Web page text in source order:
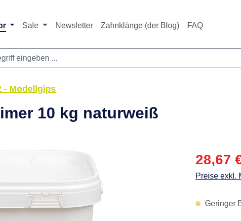
Sale Newsletter Zahnklänge (der Blog) FAQ
- Modellgips
10 kg naturweiß
28,67
Preise exkl.
Geringer